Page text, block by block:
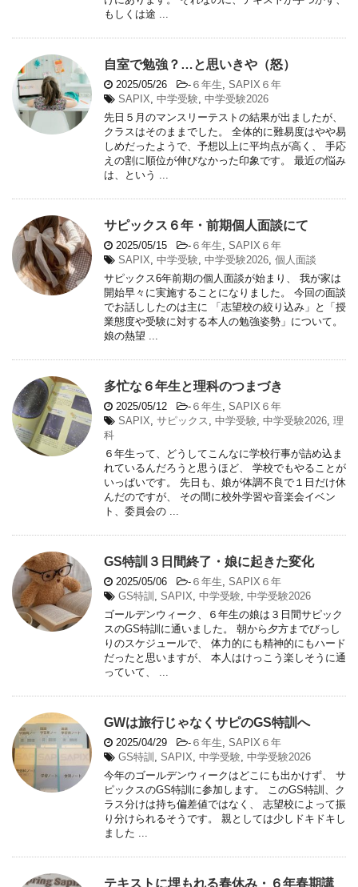
もしくは途 ...
自室で勉強？…と思いきや（怒）
2025/05/26 - ６年生, SAPIX６年
SAPIX, 中学受験, 中学受験2026
先日５月のマンスリーテストの結果が出ましたが、
クラスはそのままでした。 全体的に難易度はやや易
しめだったようで、予想以上に平均点が高く、 手応
えの割に順位が伸びなかった印象です。 最近の悩み
は、という ...
サピックス６年・前期個人面談にて
2025/05/15 - ６年生, SAPIX６年
SAPIX, 中学受験, 中学受験2026, 個人面談
サピックス6年前期の個人面談が始まり、 我が家は
開始早々に実施することになりました。 今回の面談
でお話ししたのは主に 「志望校の絞り込み」と「授
業態度や受験に対する本人の勉強姿勢」について。
娘の熱望 ...
多忙な６年生と理科のつまづき
2025/05/12 - ６年生, SAPIX６年
SAPIX, サピックス , 中学受験, 中学受験2026, 理
科
６年生って、どうしてこんなに学校行事が詰め込ま
れているんだろうと思うほど、 学校でもやることが
いっぱいです。 先日も、娘が体調不良で１日だけ休
んだのですが、 その間に校外学習や音楽会イベン
ト、委員会の ...
GS特訓３日間終了・娘に起きた変化
2025/05/06 - ６年生, SAPIX６年
GS特訓 , SAPIX, 中学受験, 中学受験2026
ゴールデンウィーク、６年生の娘は３日間サピック
スのGS特訓に通いました。 朝から夕方までびっし
りのスケジュールで、 体力的にも精神的にもハード
だったと思いますが、 本人はけっこう楽しそうに通
っていて、 ...
GWは旅行じゃなくサピのGS特訓へ
2025/04/29 - ６年生, SAPIX６年
GS特訓 , SAPIX, 中学受験, 中学受験2026
今年のゴールデンウィークはどこにも出かけず、 サ
ピックスのGS特訓に参加します。 このGS特訓、ク
ラス分けは持ち偏差値ではなく、 志望校によって振
り分けられるそうです。 親としては少しドキドキし
ました ...
テキストに埋もれる春休み・６年春期講